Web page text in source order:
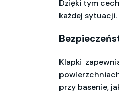
Dzięki tym
każdej sytuacji.
Klapki
przy basenie,